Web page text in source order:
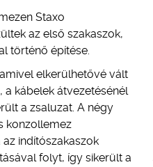
Staxo
az első szakaszok,
történő építése.
elkerülhetővé vált
a kábelek átvezetésénél
a zsaluzat. A négy
konzollemez
indítószakaszok
folyt, így sikerült a